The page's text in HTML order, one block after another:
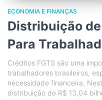
ECONOMIA E FINANÇAS
Distribuição
Para
Créditos FGTS são uma
trabalhadores brasileiros,
necessidade financeira.
distribuição de R$ 13,04